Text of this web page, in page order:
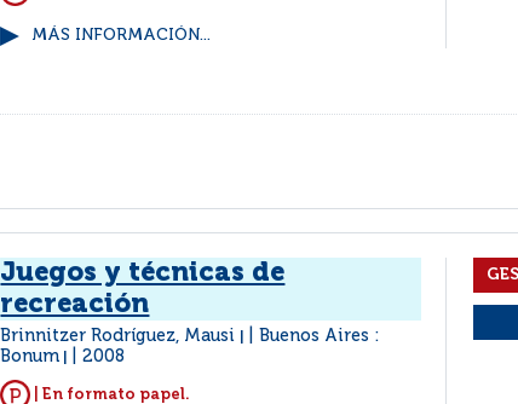
MÁS INFORMACIÓN...
Juegos y técnicas de
recreación
Brinnitzer Rodríguez, Mausi
Buenos Aires :
Bonum
2008
| En formato papel.